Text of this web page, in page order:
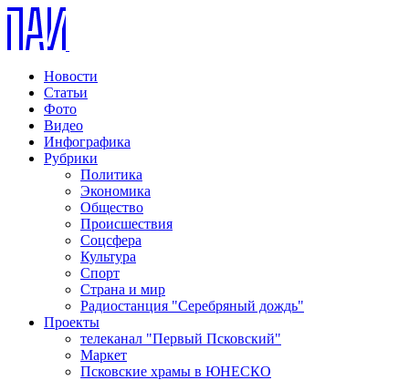
Новости
Статьи
Фото
Видео
Инфографика
Рубрики
Политика
Экономика
Общество
Происшествия
Соцсфера
Культура
Спорт
Страна и мир
Радиостанция "Серебряный дождь"
Проекты
телеканал "Первый Псковский"
Маркет
Псковские храмы в ЮНЕСКО